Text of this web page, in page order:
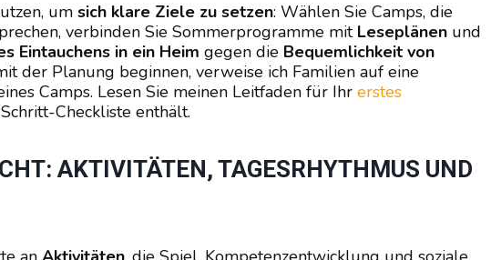
um sich klare Ziele zu setzen: Wählen Sie Camps, die
verbinden Sie Sommerprogramme mit Leseplänen und
Eintauchens in ein Heim gegen die Bequemlichkeit von
der Planung beginnen, verweise ich Familien auf eine
Camps. Lesen Sie meinen Leitfaden für Ihr erstes
Checkliste enthält.
AKTIVITÄTEN, TAGESRHYTHMUS UND C